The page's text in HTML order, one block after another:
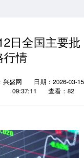
日全国主要批
行情
兴盛网
日期：2026-03-15
09:37:11
查看：82